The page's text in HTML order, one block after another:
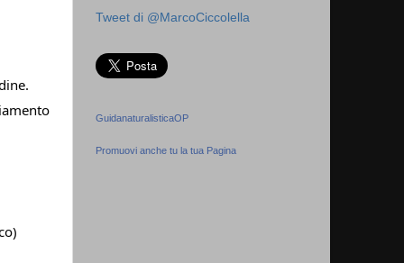
Tweet di @MarcoCiccolella
GuidanaturalisticaOP
Promuovi anche tu la tua Pagina